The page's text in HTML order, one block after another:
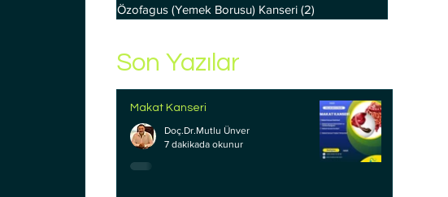
Özofagus (Yemek Borusu) Kanseri (2)
Makat Kanseri
Doç.Dr.Mutlu Ünver
7 dakikada okunur
Son Yazılar